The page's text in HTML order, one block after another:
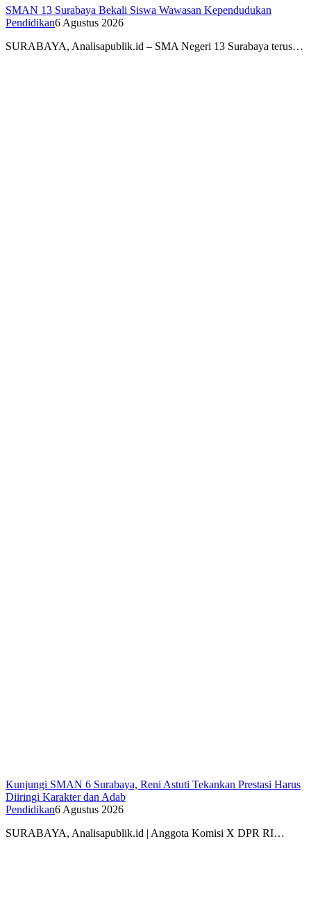
SMAN 13 Surabaya Bekali Siswa Wawasan Kependudukan
Pendidikan6 Agustus 2026
SURABAYA, Analisapublik.id – SMA Negeri 13 Surabaya terus…
Kunjungi SMAN 6 Surabaya, Reni Astuti Tekankan Prestasi Harus
Diiringi Karakter dan Adab
Pendidikan6 Agustus 2026
SURABAYA, Analisapublik.id | Anggota Komisi X DPR RI…